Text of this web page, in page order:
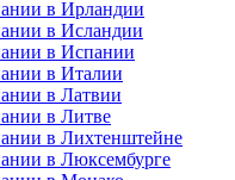
в Ирландии
в Исландии
в Испании
в Италии
в Латвии
в Литве
в Лихтенштейне
в Люксембурге